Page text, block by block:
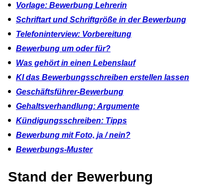
Vorlage: Bewerbung Lehrerin
Schriftart und Schriftgröße in der Bewerbung
Telefoninterview: Vorbereitung
Bewerbung um oder für?
Was gehört in einen Lebenslauf
KI das Bewerbungsschreiben erstellen lassen
Geschäftsführer-Bewerbung
Gehaltsverhandlung: Argumente
Kündigungsschreiben: Tipps
Bewerbung mit Foto, ja / nein?
Bewerbungs-Muster
Stand der Bewerbung